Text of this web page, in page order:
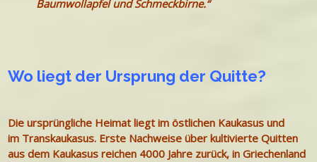
Baumwollapfel und Schmeckbirne.“
Wo liegt der Ursprung der Quitte?
Die ursprüngliche Heimat liegt im östlichen Kaukasus und
im Transkaukasus. Erste Nachweise über kultivierte Quitten
aus dem Kaukasus reichen 4000 Jahre zurück, in Griechenland